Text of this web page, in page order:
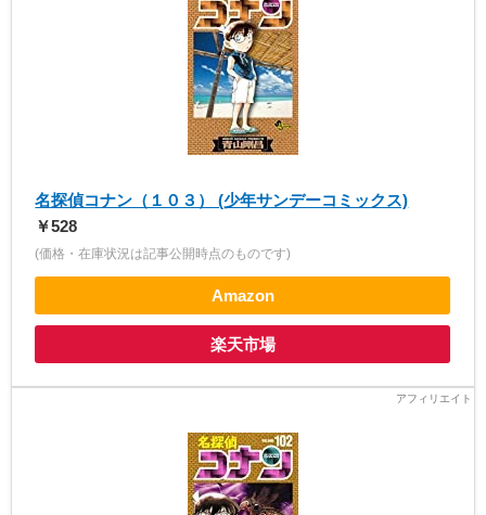
名探偵コナン（１０３） (少年サンデーコミックス)
￥528
(価格・在庫状況は記事公開時点のものです)
Amazon
楽天市場